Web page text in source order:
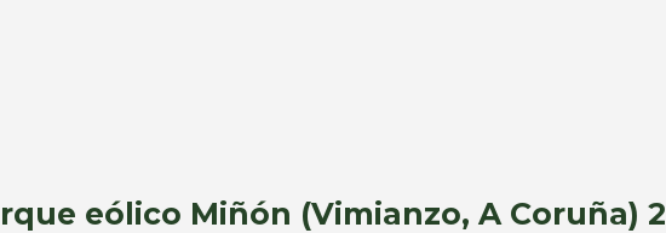
eólico Miñón (Vimianzo, A Coruña) 2